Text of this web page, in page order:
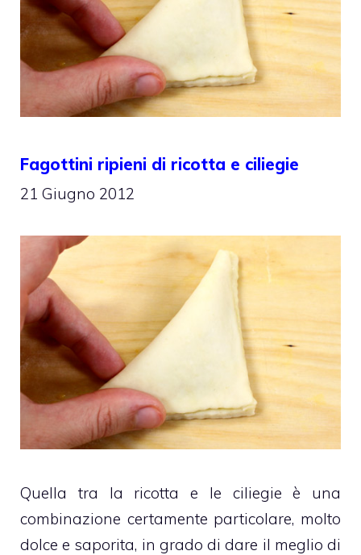
Fagottini ripieni di ricotta e ciliegie
21 Giugno 2012
Quella tra la ricotta e le ciliegie è una
combinazione certamente particolare, molto
dolce e saporita, in grado di dare il meglio di